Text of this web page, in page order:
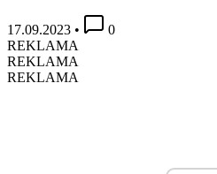
17.09.2023 •
0
REKLAMA
REKLAMA
REKLAMA